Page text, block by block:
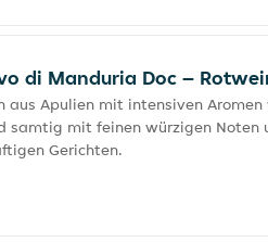
di Manduria Doc –
Apulien mit intensiven
samtig mit feinen würzigen
Gerichten.